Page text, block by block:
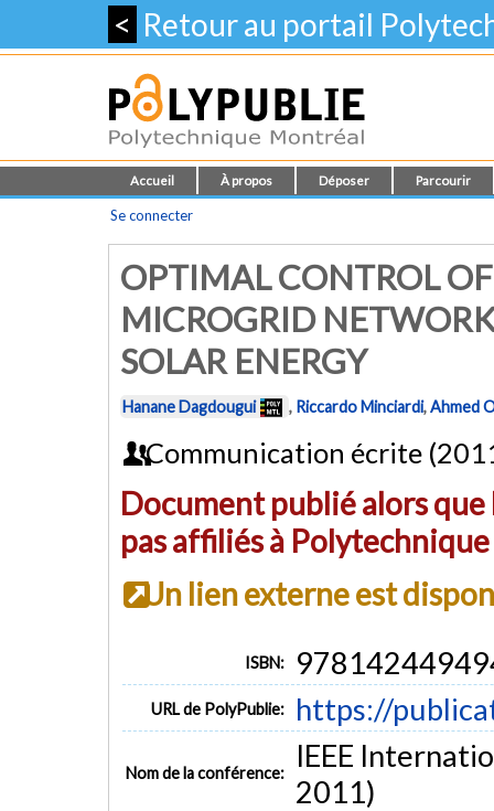
< Retour au portail
Accueil À propos Déposer Parcourir
Se connecter
OPTIMAL CONTROL
MICROGRID
SOLAR ENERGY
Hanane Dagdougui , Riccardo Minciardi,Ahmed
Communication écrite
Document publié alors
pas affiliés à
Un lien externe est
ISBN:
URL de PolyPublie: https://
Nom de la conférence:
IEEE
2011)